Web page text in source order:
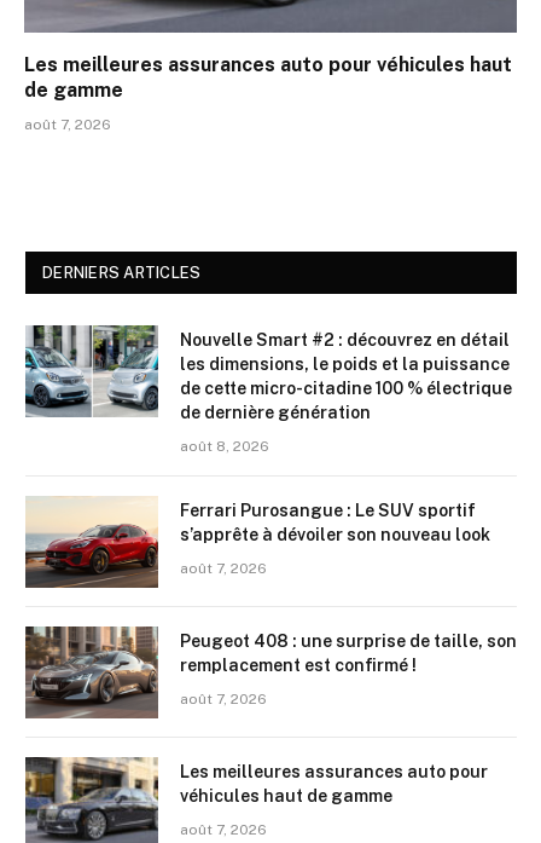
Les meilleures assurances auto pour véhicules haut
de gamme
août 7, 2026
DERNIERS ARTICLES
Nouvelle Smart #2 : découvrez en détail
les dimensions, le poids et la puissance
de cette micro-citadine 100 % électrique
de dernière génération
août 8, 2026
Ferrari Purosangue : Le SUV sportif
s’apprête à dévoiler son nouveau look
août 7, 2026
Peugeot 408 : une surprise de taille, son
remplacement est confirmé !
août 7, 2026
Les meilleures assurances auto pour
véhicules haut de gamme
août 7, 2026